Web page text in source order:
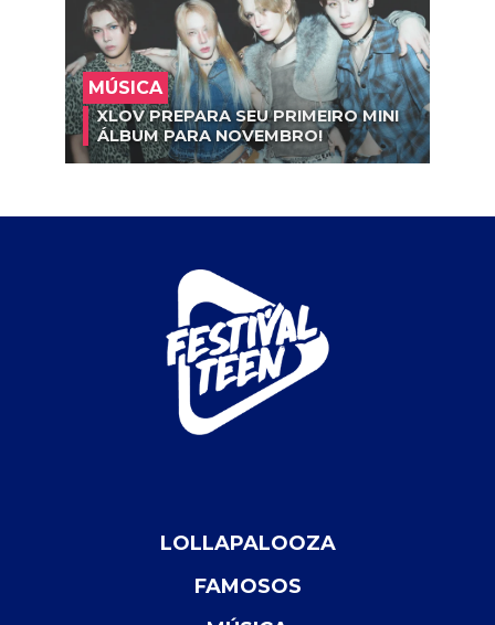
MÚSICA
XLOV PREPARA SEU PRIMEIRO MINI
ÁLBUM PARA NOVEMBRO!
LOLLAPALOOZA
FAMOSOS